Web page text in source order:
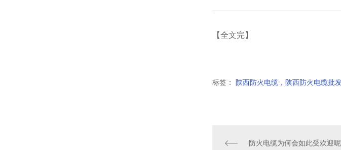
【全文完】
标签： 陕西防火电缆，陕西防火电缆批
防火电缆为何会如此受欢迎呢